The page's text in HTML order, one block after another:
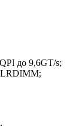
до 9,6GT/s;
LRDIMM;